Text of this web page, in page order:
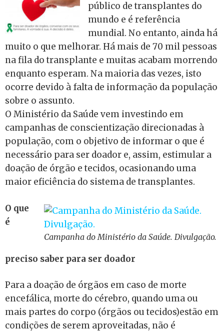
público de transplantes do
mundo e é referência
mundial. No entanto, ainda há
muito o que melhorar. Há mais de 70 mil pessoas
na fila do transplante e muitas acabam morrendo
enquanto esperam. Na maioria das vezes, isto
ocorre devido à falta de informação da população
sobre o assunto.
O Ministério da Saúde vem investindo em
campanhas de conscientização direcionadas à
população, com o objetivo de informar o que é
necessário para ser doador e, assim, estimular a
doação de órgão e tecidos, ocasionando uma
maior eficiência do sistema de transplantes.
Campanha do Ministério da Saúde. Divulgação.
O que
é
preciso saber para ser doador
Para a doação de órgãos em caso de morte
encefálica, morte do cérebro, quando uma ou
mais partes do corpo (órgãos ou tecidos)estão em
condições de serem aproveitadas, não é